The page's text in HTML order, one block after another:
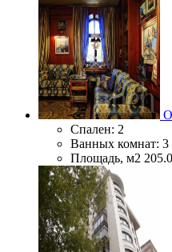
Спален: 2
Ванных комнат: 3
Площадь, м2